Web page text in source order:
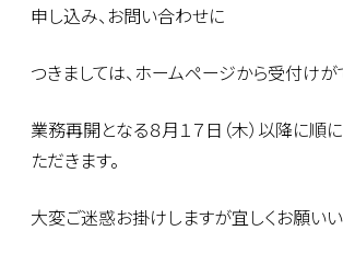
申し込み、お問い合わせに
つきましては、ホームページから受付けが
業務再開となる８月１７日（木）以降に順
ただきます。
大変ご迷惑お掛けしますが宜しくお願いい